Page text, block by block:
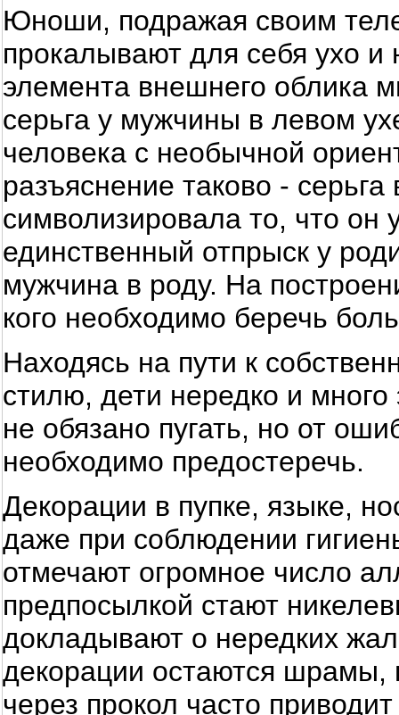
Юноши, подражая своим
прокалывают для себя ухо и
элемента внешнего облика
серьга у мужчины в левом
человека с необычной
разъяснение таково -
символизировала то, что
единственный отпрыск у
мужчина в роду. На
кого необходимо беречь
Находясь на пути к
стилю, дети нередко и
не обязано пугать, но от
необходимо предостеречь.
Декорации в пупке, языке,
даже при соблюдении
отмечают огромное число
предпосылкой стают
докладывают о нередких
декорации остаются шрамы,
через прокол часто